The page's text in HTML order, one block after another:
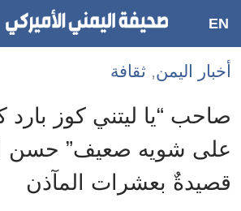
Accessibility
links
الرئيسي
الأقسام
EN
أخبار اليمن, ثقافة
صاحب “يا ليتني كوز بارد
على شويه صعيف” حسن
قصيدةٌ بعشرات المآذن